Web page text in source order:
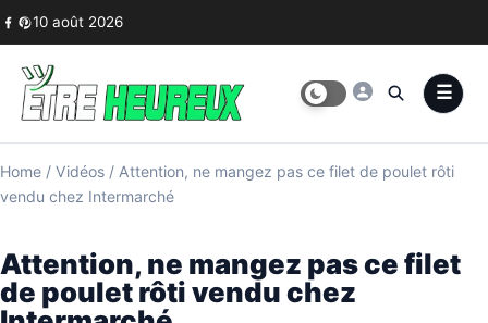
Skip to content
10 août 2026
Home / Vidéos / Attention, ne mangez pas ce filet de poulet rôti
vendu chez Intermarché
Attention, ne mangez pas ce filet
de poulet rôti vendu chez